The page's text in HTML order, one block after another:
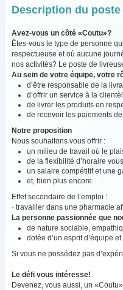
Description du poste
Avez-vous un côté «Coutu»?
Êtes-vous le type de personne
respectueuse et où aucune
nos activités? Le poste de
Au sein de votre équipe, votre
d’être responsable de la
d’offrir un service à la
de livrer les produits en
de recevoir les paiements de
Notre proposition
Nous souhaitons vous offrir :
un milieu de travail où le
de la flexibilité d’horaire
un salaire compétitif et une
et, bien plus encore.
Effet secondaire de l’emploi :
· travailler dans une pharmacie
La personne passionnée que
de nature sociable,
dotée d’un esprit d’équipe et
Si vous ne possédez pas
Le défi vous intéresse!
Devenez, vous aussi, un